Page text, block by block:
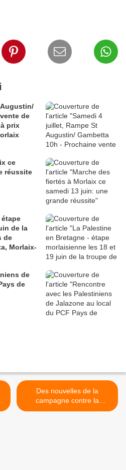
de
prix
ce
réussite
étape
de la
de
Morlaix-
de
de
Des nouvelles de la
campagne contre la
privatisation d'Aéroports de